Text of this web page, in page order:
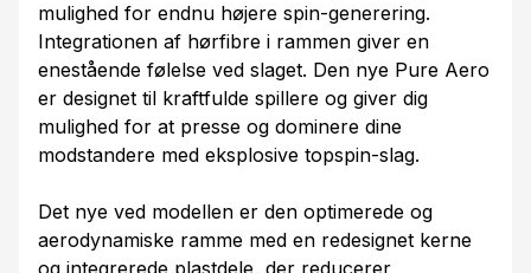
mulighed for endnu højere spin-generering.
Integrationen af hørfibre i rammen giver en
enestående følelse ved slaget. Den nye Pure Aero
er designet til kraftfulde spillere og giver dig
mulighed for at presse og dominere dine
modstandere med eksplosive topspin-slag.
Det nye ved modellen er den optimerede og
aerodynamiske ramme med en redesignet kerne